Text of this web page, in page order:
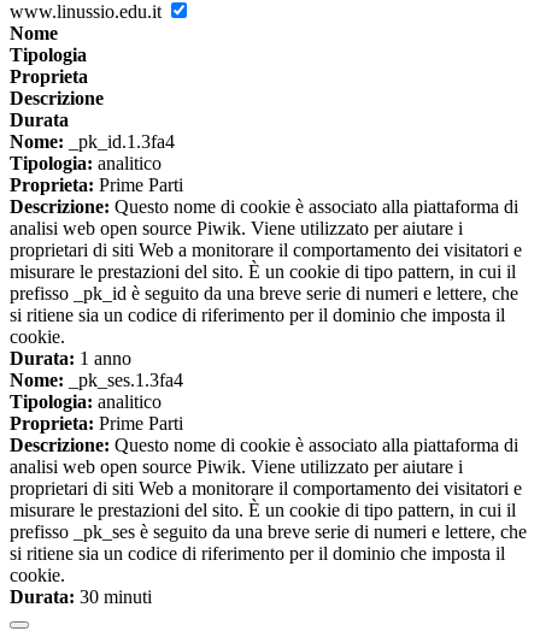
www.linussio.edu.it
Nome
Tipologia
Proprieta
Descrizione
Durata
Nome: _pk_id.1.3fa4
Tipologia: analitico
Proprieta: Prime Parti
Descrizione: Questo nome di cookie è associato alla piattaforma di
analisi web open source Piwik. Viene utilizzato per aiutare i
proprietari di siti Web a monitorare il comportamento dei visitatori e
misurare le prestazioni del sito. È un cookie di tipo pattern, in cui il
prefisso _pk_id è seguito da una breve serie di numeri e lettere, che
si ritiene sia un codice di riferimento per il dominio che imposta il
cookie.
Durata: 1 anno
Nome: _pk_ses.1.3fa4
Tipologia: analitico
Proprieta: Prime Parti
Descrizione: Questo nome di cookie è associato alla piattaforma di
analisi web open source Piwik. Viene utilizzato per aiutare i
proprietari di siti Web a monitorare il comportamento dei visitatori e
misurare le prestazioni del sito. È un cookie di tipo pattern, in cui il
prefisso _pk_ses è seguito da una breve serie di numeri e lettere, che
si ritiene sia un codice di riferimento per il dominio che imposta il
cookie.
Durata: 30 minuti